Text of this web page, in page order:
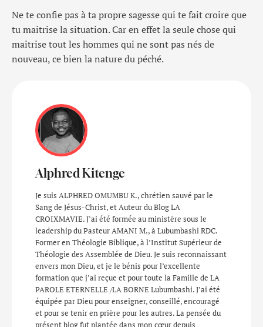
Ne te confie pas à ta propre sagesse qui te fait croire que
tu maitrise la situation. Car en effet la seule chose qui
maitrise tout les hommes qui ne sont pas nés de
nouveau, ce bien la nature du péché.
Alphred Kitenge
Je suis ALPHRED OMUMBU K., chrétien sauvé par le
Sang de Jésus-Christ, et Auteur du Blog LA
CROIXMAVIE. J’ai été formée au ministère sous le
leadership du Pasteur AMANI M., à Lubumbashi RDC.
Former en Théologie Biblique, à l’Institut Supérieur de
Théologie des Assemblée de Dieu. Je suis reconnaissant
envers mon Dieu, et je le bénis pour l’excellente
formation que j’ai reçue et pour toute la Famille de LA
PAROLE ETERNELLE /LA BORNE Lubumbashi. J’ai été
équipée par Dieu pour enseigner, conseillé, encouragé
et pour se tenir en prière pour les autres. La pensée du
présent blog fut plantée dans mon cœur depuis